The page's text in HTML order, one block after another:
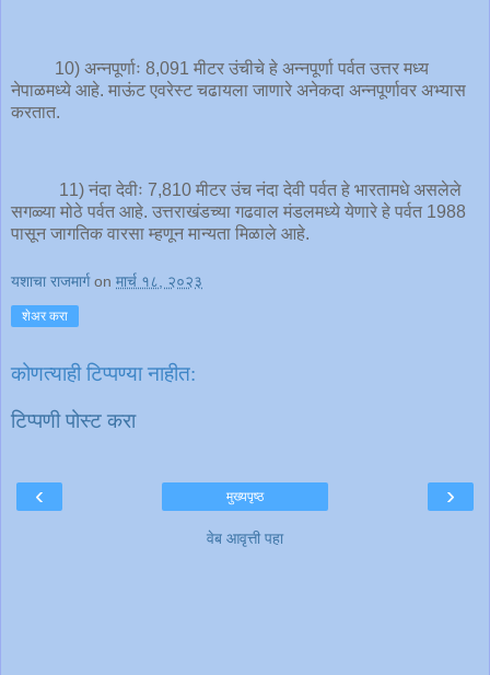
10) अन्नपूर्णाः 8,091 मीटर उंचीचे हे अन्नपूर्णा पर्वत उत्तर मध्य
नेपाळमध्ये आहे. माऊंट एवरेस्ट चढायला जाणारे अनेकदा अन्नपूर्णावर अभ्यास
करतात.
11) नंदा देवीः 7,810 मीटर उंच नंदा देवी पर्वत हे भारतामधे असलेले
सगळ्या मोठे पर्वत आहे. उत्तराखंडच्या गढवाल मंडलमध्ये येणारे हे पर्वत 1988
पासून जागतिक वारसा म्हणून मान्यता मिळाले आहे.
यशाचा राजमार्ग on मार्च १८, २०२३
शेअर करा
कोणत्याही टिप्पण्‍या नाहीत:
टिप्पणी पोस्ट करा
‹ ›
मुख्यपृष्ठ
वेब आवृत्ती पहा